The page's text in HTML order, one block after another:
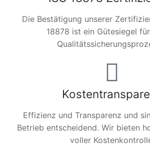
Die Bestätigung unserer
18878 ist ein Gütesiegel
Effizienz und Transparenz und
Betrieb entscheidend. Wir bieten
voller